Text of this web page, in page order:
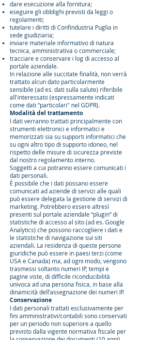
dare esecuzione alla fornitura;
eseguire gli obblighi previsti da leggi o
regolamenti;
tutelare i diritti di Confindustria Puglia in
sede giudiziaria;
inviare materiale informativo di natura
tecnica, amministrativa o commerciale;
tracciare e conservare i log di accesso al
portale aziendale.
In relazione alle succitate finalità, non verrà
trattato alcun dato particolarmente
sensibile (ad es. dati sulla salute) riferibile
all'interessato (espressamente indicati
come dati “particolari" nel GDPR).
Modalità del trattamento
I dati verranno trattati principalmente con
strumenti elettronici e informatici e
memorizzati sia su supporti informatici che
su ogni altro tipo di supporto idoneo, nel
rispetto delle misure di sicurezza previste
dal nostro regolamento interno.
Soggetti a cui potranno essere comunicati i
dati personali.
É possibile che i dati possano essere
comunicati ad aziende di servizi alle quali
può essere delegata la gestione di servizi di
marketing. Potrebbero essere altresì
presenti sul portale aziendale “plugin” di
statistiche di accesso al sito (ad es. Google
Analytics) che possono raccogliere i dati e
le statistiche di navigazione sui siti
aziendali. La residenza di queste persone
giuridiche può essere in paesi terzi (come
USA e Canada) ma, ad ogni modo, vengono
trasmessi soltanto numeri IP, tempi e
pagine viste, di difficile riconducibilità
univoca ad una persona fisica, in base alla
dinamicità dell’assegnazione dei numeri IP.
Conservazione
I dati personali trattati esclusivamente per
fini amministrativi/contabili sono conservati
per un periodo non superiore a quello
previsto dalla vigente normativa fiscale per